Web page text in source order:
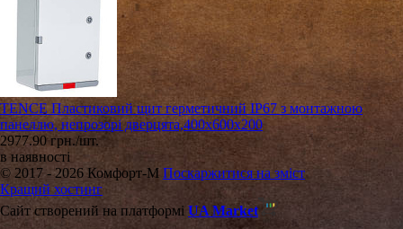
TENCE Пластиковий щит герметичний IP67 з монтажною
панеллю, непрозорі дверцята,400х600х200
2977.90 грн./шт.
в наявності
© 2017 - 2026 Комфорт-М Поскаржитися на зміст
Кращий хостинг
Сайт створений на платформі UA Market